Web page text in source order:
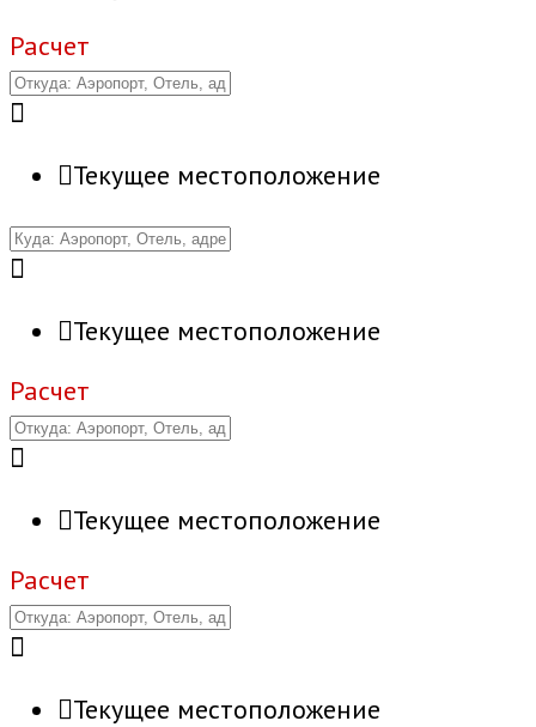
Расчет
Текущее местоположение
Текущее местоположение
Расчет
Текущее местоположение
Расчет
Текущее местоположение